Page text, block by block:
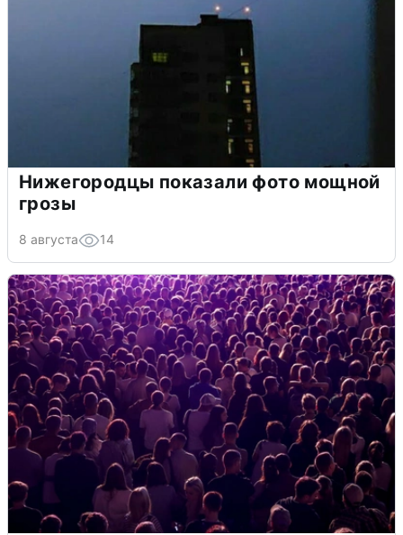
Нижегородцы показали фото мощной
грозы
8 августа 14